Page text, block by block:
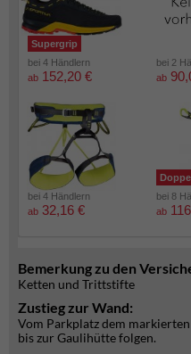
Supergrip
bei 4 Händlern
ab 152,20 €
bei 2
ab
bei 4 Händlern
ab 32,16 €
bei 8
ab
Bemerkung zu den
Ketten und Trittstifte
Zustieg zur Wand:
Vom Parkplatz dem
bis zur Gaulihütte folgen.